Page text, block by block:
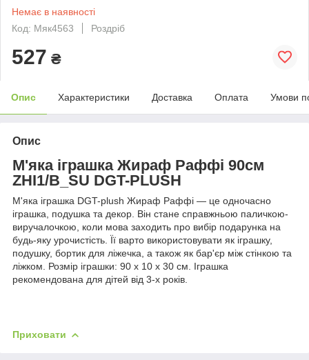
Немає в наявності
Код: Мяк4563
Роздріб
527 ₴
Опис Характеристики Доставка Оплата Умови
Опис
М'яка іграшка Жираф Раффі 90см
ZHI1/B_SU DGT-PLUSH
М'яка іграшка DGT-plush Жираф Раффі — це одночасно
іграшка, подушка та декор. Він стане справжньою паличкою-
виручалочкою, коли мова заходить про вибір подарунка на
будь-яку урочистість. Її варто використовувати як іграшку,
подушку, бортик для ліжечка, а також як бар'єр між стінкою та
ліжком. Розмір іграшки: 90 х 10 х 30 см. Іграшка
рекомендована для дітей від 3-х років.
Приховати